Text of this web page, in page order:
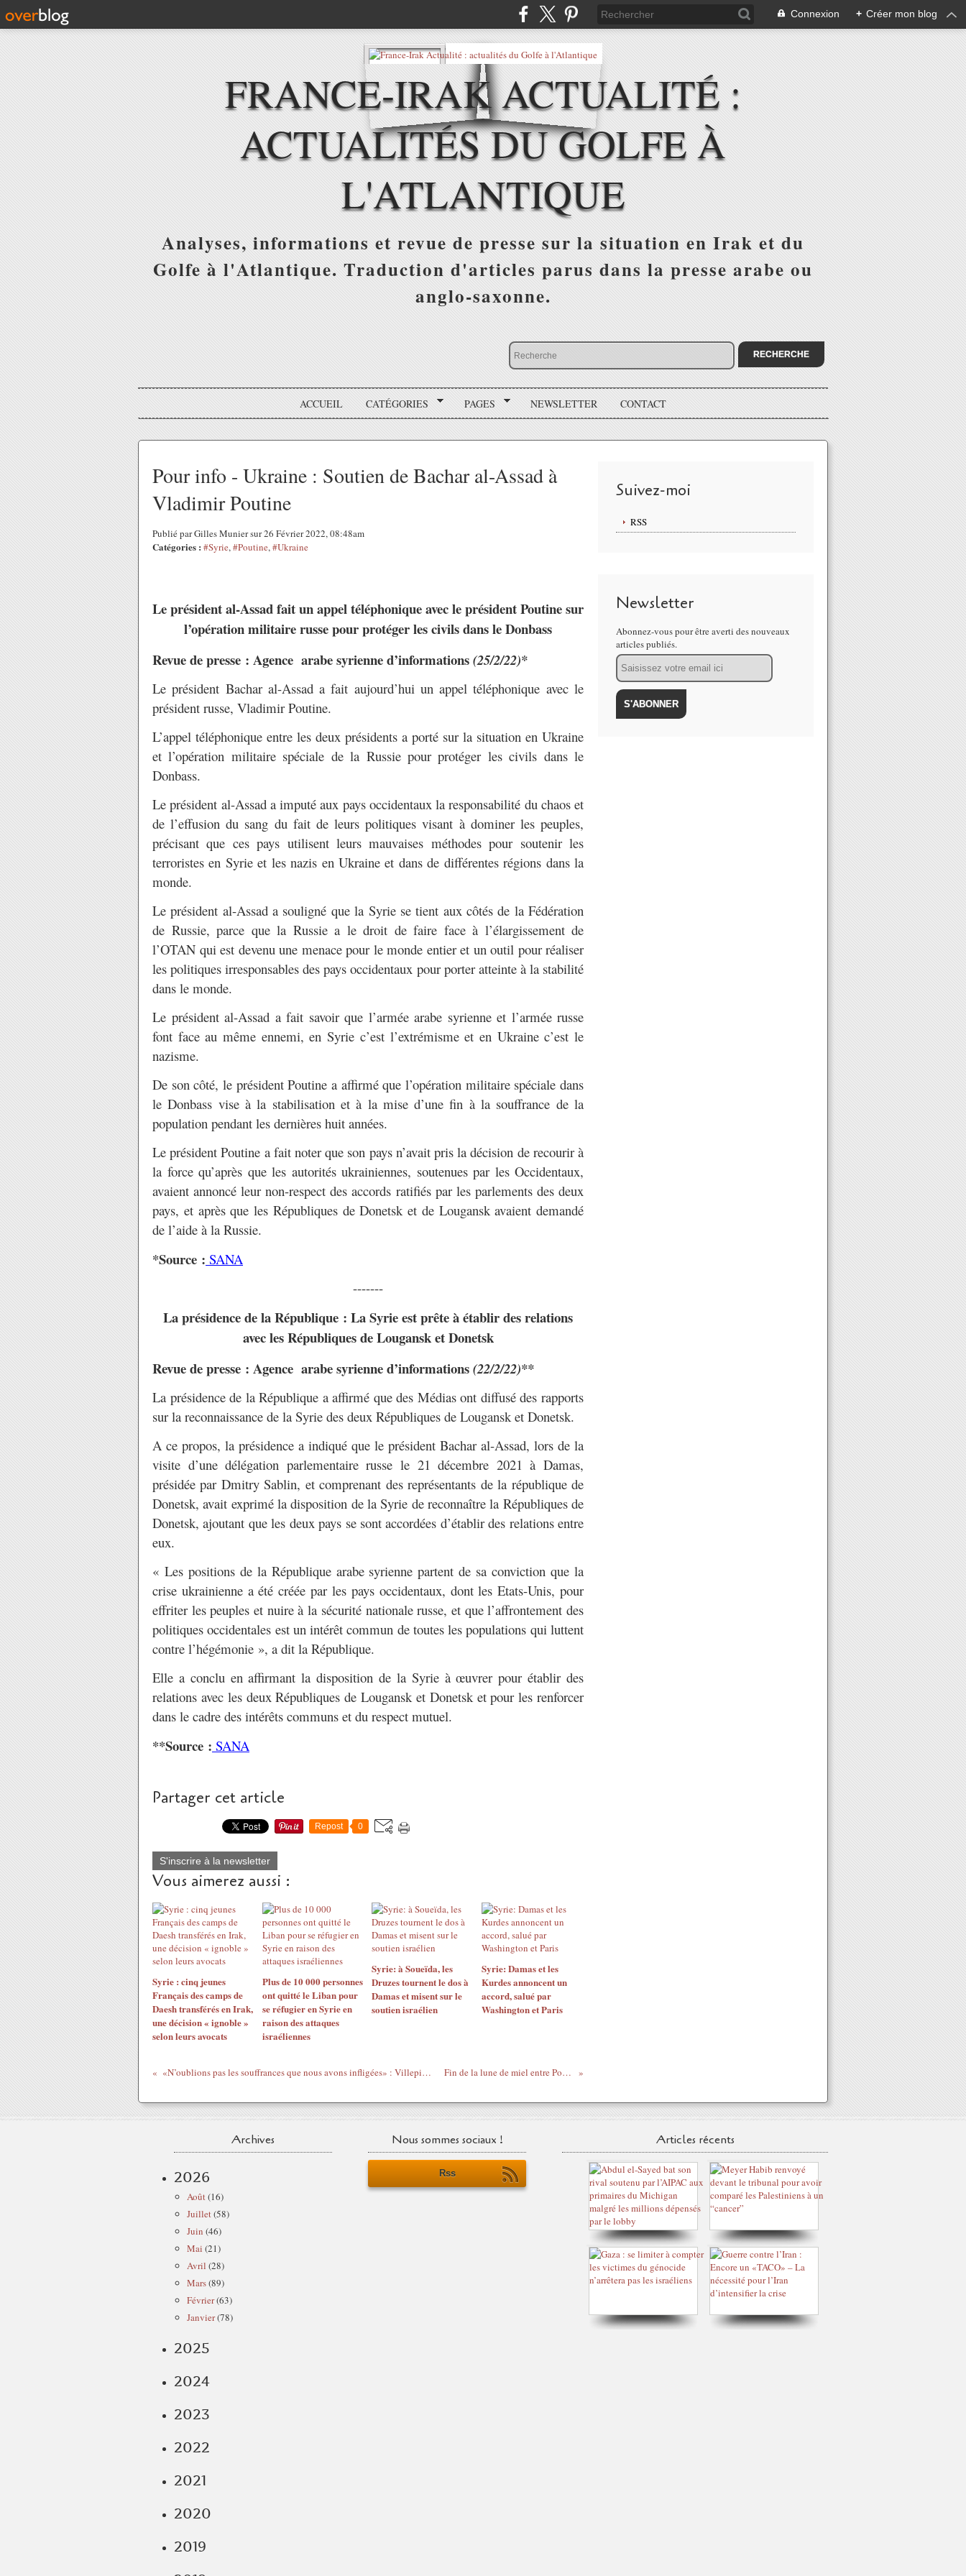
Connexion + Créer mon blog
FRANCE-IRAK ACTUALITÉ :
ACTUALITÉS DU GOLFE À
L'ATLANTIQUE
Analyses, informations et revue de presse sur la situation en Irak et du
Golfe à l'Atlantique. Traduction d'articles parus dans la presse arabe ou
anglo-saxonne.
ACCUEIL CATÉGORIES PAGES NEWSLETTER CONTACT
Pour info - Ukraine : Soutien de Bachar al-Assad à
Vladimir Poutine
Publié par Gilles Munier sur 26 Février 2022, 08:48am
Catégories : #Syrie,#Poutine,#Ukraine
Le président al-Assad fait un appel téléphonique avec le président Poutine sur
l’opération militaire russe pour protéger les civils dans le Donbass
Revue de presse : Agence arabe syrienne d’informations(25/2/22)*
Le président Bachar al-Assad a fait aujourd’hui un appel téléphonique avec le
président russe, Vladimir Poutine.
L’appel téléphonique entre les deux présidents a porté sur la situation en Ukraine
et l’opération militaire spéciale de la Russie pour protéger les civils dans le
Donbass.
Le président al-Assad a imputé aux pays occidentaux la responsabilité du chaos et
de l’effusion du sang du fait de leurs politiques visant à dominer les peuples,
précisant que ces pays utilisent leurs mauvaises méthodes pour soutenir les
terroristes en Syrie et les nazis en Ukraine et dans de différentes régions dans la
monde.
Le président al-Assad a souligné que la Syrie se tient aux côtés de la Fédération
de Russie, parce que la Russie a le droit de faire face à l’élargissement de
l’OTAN qui est devenu une menace pour le monde entier et un outil pour réaliser
les politiques irresponsables des pays occidentaux pour porter atteinte à la stabilité
dans le monde.
Le président al-Assad a fait savoir que l’armée arabe syrienne et l’armée russe
font face au même ennemi, en Syrie c’est l’extrémisme et en Ukraine c’est le
nazisme.
De son côté, le président Poutine a affirmé que l’opération militaire spéciale dans
le Donbass vise à la stabilisation et à la mise d’une fin à la souffrance de la
population pendant les dernières huit années.
Le président Poutine a fait noter que son pays n’avait pris la décision de recourir à
la force qu’après que les autorités ukrainiennes, soutenues par les Occidentaux,
avaient annoncé leur non-respect des accords ratifiés par les parlements des deux
pays, et après que les Républiques de Donetsk et de Lougansk avaient demandé
de l’aide à la Russie.
*Source : SANA
-------
La présidence de la République : La Syrie est prête à établir des relations
avec les Républiques de Lougansk et Donetsk
Revue de presse : Agence arabe syrienne d’informations(22/2/22)**
La présidence de la République a affirmé que des Médias ont diffusé des rapports
sur la reconnaissance de la Syrie des deux Républiques de Lougansk et Donetsk.
A ce propos, la présidence a indiqué que le président Bachar al-Assad, lors de la
visite d’une délégation parlementaire russe le 21 décembre 2021 à Damas,
présidée par Dmitry Sablin, et comprenant des représentants de la république de
Donetsk, avait exprimé la disposition de la Syrie de reconnaître la Républiques de
Donetsk, ajoutant que les deux pays se sont accordées d’établir des relations entre
eux.
« Les positions de la République arabe syrienne partent de sa conviction que la
crise ukrainienne a été créée par les pays occidentaux, dont les Etats-Unis, pour
effriter les peuples et nuire à la sécurité nationale russe, et que l’affrontement des
politiques occidentales est un intérêt commun de toutes les populations qui luttent
contre l’hégémonie », a dit la République.
Elle a conclu en affirmant la disposition de la Syrie à œuvrer pour établir des
relations avec les deux Républiques de Lougansk et Donetsk et pour les renforcer
dans le cadre des intérêts communs et du respect mutuel.
**Source : SANA
Partager cet article
Repost 0
S'inscrire à la newsletter
Vous aimerez aussi :
Syrie : cinq jeunes
Français des camps de
Daesh transférés en Irak,
une décision « ignoble »
selon leurs avocats
Plus de 10 000 personnes
ont quitté le Liban pour
se réfugier en Syrie en
raison des attaques
israéliennes
Syrie: à Soueïda, les
Druzes tournent le dos à
Damas et misent sur le
soutien israélien
Syrie: Damas et les
Kurdes annoncent un
accord, salué par
Washington et Paris
«N’oublions pas les souffrances que nous avons infligées» : Villepin reprend BHL sur l’Ukraine Fin de la lune de miel entre Poutine et Israël ?
Suivez-moi
RSS
Newsletter
Abonnez-vous pour être averti des nouveaux
articles publiés.
Email
Archives
2026
Août(16)
Juillet(58)
Juin (46)
Mai (21)
Avril (28)
Mars(89)
Février(63)
Janvier(78)
2025
2024
2023
2022
2021
2020
2019
Nous sommes sociaux !
Rss
Articles récents